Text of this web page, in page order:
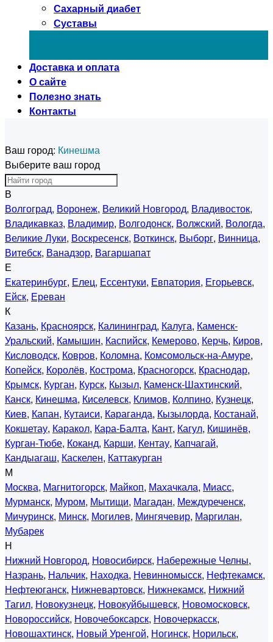
Сахарный диабет
Суставы
Доставка и оплата
О сайте
Полезно знать
Контакты
Ваш город: Кинешма
Выберите ваш город
В
Волгоград, Воронеж, Великий Новгород, Владивосток,
Владикавказ, Владимир, Волгодонск, Волжский, Вологда,
Великие Луки, Воскресенск, Воткинск, Выборг, Винница,
Витебск, Ванадзор, Вагаршапат
Е
Екатеринбург, Елец, Ессентуки, Евпатория, Егорьевск,
Ейск, Ереван
К
Казань, Красноярск, Калининград, Калуга, Каменск-
Уральский, Камышин, Каспийск, Кемерово, Керчь, Киров,
Кисловодск, Ковров, Коломна, Комсомольск-на-Амуре,
Копейск, Королёв, Кострома, Красногорск, Краснодар,
Крымск, Курган, Курск, Кызыл, Каменск-Шахтинский,
Канск, Кинешма, Киселевск, Климов, Колпино, Кузнецк,
Киев, Капан, Кутаиси, Караганда, Кызылорда, Костанай,
Кокшетау, Каракол, Кара-Балта, Кант, Кагул, Кишинёв,
Курган-Тюбе, Коканд, Карши, Кентау, Капчагай,
Кандыагаш, Каскелен, Каттакурган
М
Москва, Магнитогорск, Майкоп, Махачкала, Миасс,
Мурманск, Муром, Мытищи, Магадан, Междуреченск,
Мичуринск, Минск, Могилев, Мингячевир, Маргилан,
Мубарек
Н
Нижний Новгород, Новосибирск, Набережные Челны,
Назрань, Нальчик, Находка, Невинномысск, Нефтекамск,
Нефтеюганск, Нижневартовск, Нижнекамск, Нижний
Тагил, Новокузнецк, Новокуйбышевск, Новомосковск,
Новороссийск, Новочебоксарск, Новочеркасск,
Новошахтинск, Новый Уренгой, Ногинск, Норильск,